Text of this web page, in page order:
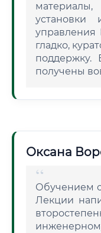
установки
гладко,
поддержку.
получены
Оксана
Обучением
Лекции